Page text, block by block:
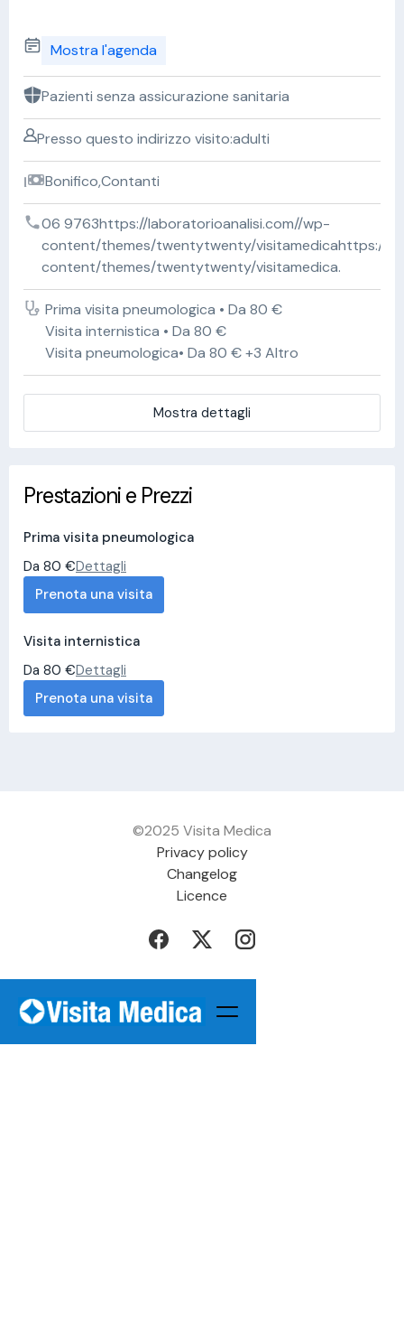
Mostra l'agenda
Pazienti senza assicurazione sanitaria
Presso questo indirizzo visito:adulti
Bonifico,Contanti
06 9763https://laboratorioanalisi.com//wp-
content/themes/twentytwenty/visitamedicahttps://
content/themes/twentytwenty/visitamedica.
Prima visita pneumologica • Da 80 €
Visita internistica • Da 80 €
Visita pneumologica• Da 80 € +3 Altro
Mostra dettagli
Prestazioni e Prezzi
Prima visita pneumologica
Da 80 €Dettagli
Prenota una visita
Visita internistica
Da 80 €Dettagli
Prenota una visita
©2025 Visita Medica
Privacy policy
Changelog
Licence